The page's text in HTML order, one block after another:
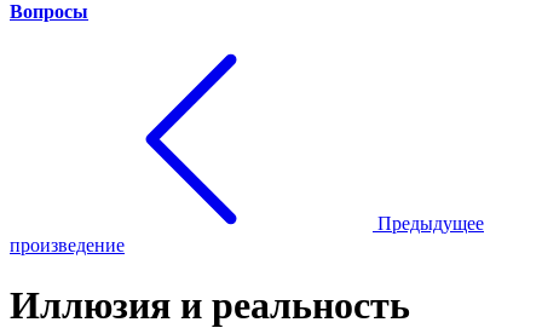
Вопросы
Предыдущее
произведение
Иллюзия и реальность